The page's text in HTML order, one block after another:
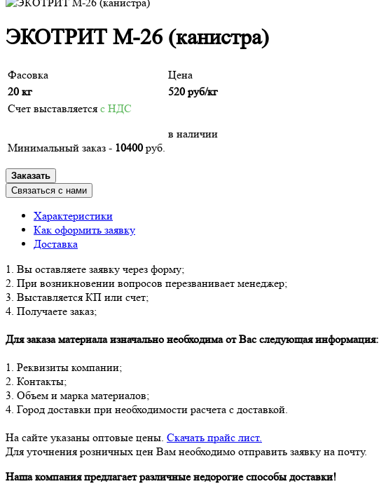
ЭКОТРИТ М-26 (канистра)
Фасовка
Цена
20 кг
520 руб/кг
Счет выставляется с НДС
Минимальный заказ - 10400 руб.
в наличии
Заказать
Связаться с нами
Характеристики
Как оформить заявку
Доставка
1. Вы оставляете заявку через форму;
2. При возникновении вопросов перезванивает менеджер;
3. Выставляется КП или счет;
4. Получаете заказ;
Для заказа материала изначально необходима от Вас следующая информация:
1. Реквизиты компании;
2. Контакты;
3. Объем и марка материалов;
4. Город доставки при необходимости расчета с доставкой.
На сайте указаны оптовые цены. Скачать прайс лист.
Для уточнения розничных цен Вам необходимо отправить заявку на почту.
Наша компания предлагает различные недорогие способы доставки!